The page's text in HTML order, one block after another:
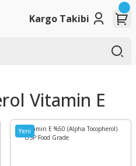
Kargo Takibi
Vitamin E
Yeni